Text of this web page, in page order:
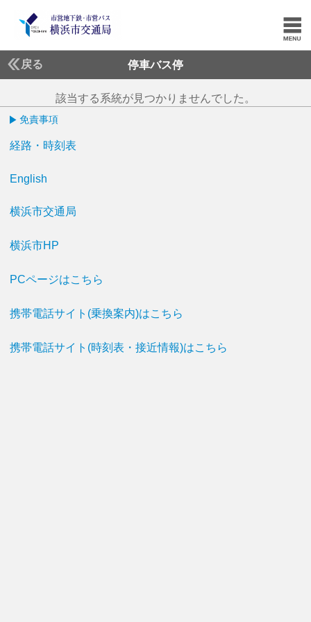
戻る 停車バス停
該当する系統が見つかりませんでした。
免責事項
経路・時刻表
English
横浜市交通局
横浜市HP
PCページはこちら
携帯電話サイト(乗換案内)はこちら
携帯電話サイト(時刻表・接近情報)はこちら